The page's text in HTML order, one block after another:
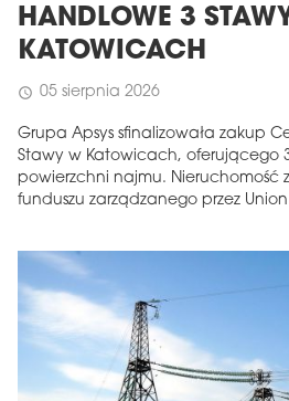
HANDLOWE 3
KATOWICACH
schedule 05 sierpnia 2026
Grupa Apsys sfinalizowała zakup
Stawy w Katowicach, oferującego
powierzchni najmu. Nieruchomość
funduszu zarządzanego przez